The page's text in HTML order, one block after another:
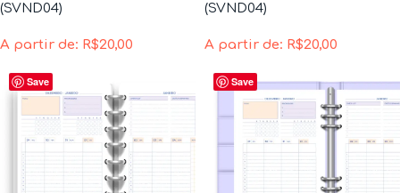
(SVND04)
A partir de: R$20,00
(SVND04)
A partir de: R$20,00
Save Save